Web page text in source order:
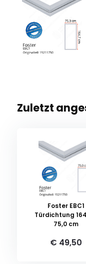
Zuletzt
Foster EBC1
Türdichtung
75,0 cm
€ 49,50